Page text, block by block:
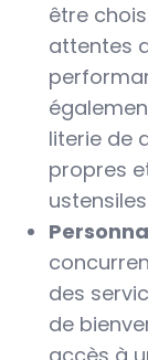
être
attentes
literie de
propres
des
de